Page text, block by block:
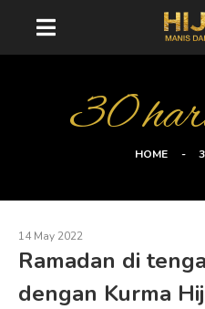
30
HOME
14 May 2022
Ramadan di
dengan Kurma